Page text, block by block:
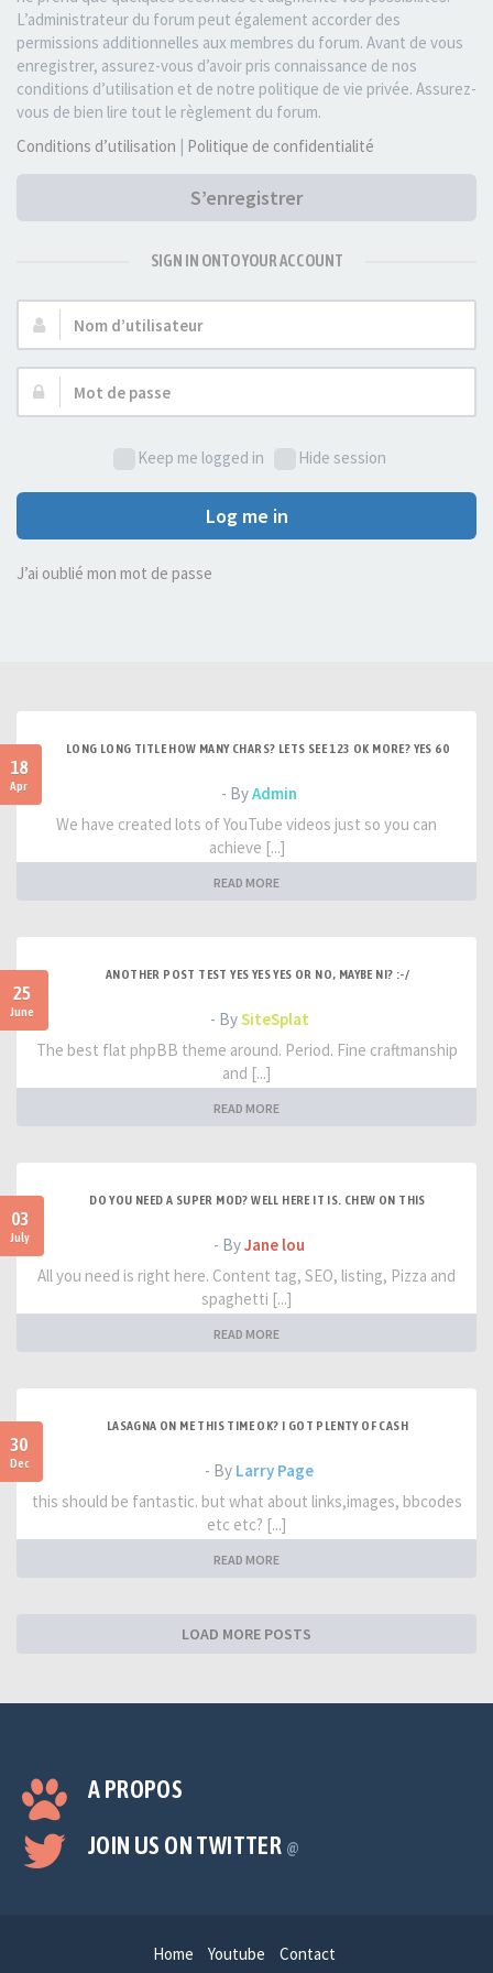
L’administrateur du forum peut également accorder des
permissions additionnelles aux membres du forum. Avant de vous
enregistrer, assurez-vous d’avoir pris connaissance de nos
conditions d’utilisation et de notre politique de vie privée. Assurez-
vous de bien lire tout le règlement du forum.
Conditions d’utilisation | Politique de confidentialité
S’enregistrer
SIGN IN ONTO YOUR ACCOUNT
Nom
d’utilisateur :
Mot
de
Keep me logged in
Hide session
Log me in
J’ai oublié mon mot de passe
18
Apr
LONG LONG TITLE HOW MANY CHARS? LETS SEE 123 OK MORE? YES 60
- ByAdmin
We have created lots of YouTube videos just so you can
achieve [...]
READ MORE
25
June
ANOTHER POST TEST YES YES YES OR NO, MAYBE NI? :-/
- BySiteSplat
The best flat phpBB theme around. Period. Fine craftmanship
and [...]
READ MORE
03
July
DO YOU NEED A SUPER MOD? WELL HERE IT IS. CHEW ON THIS
- ByJane lou
All you need is right here. Content tag, SEO, listing, Pizza and
spaghetti [...]
READ MORE
30
Dec
LASAGNA ON ME THIS TIME OK? I GOT PLENTY OF CASH
- By Larry Page
this should be fantastic. but what about links,images, bbcodes
etc etc? [...]
READ MORE
LOAD MORE POSTS
A PROPOS
JOIN US ON TWITTER @
Home Youtube Contact